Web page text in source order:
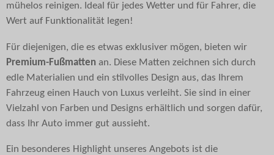
mühelos reinigen. Ideal für jedes Wetter und für Fahrer, die
Wert auf Funktionalität legen!
Für diejenigen, die es etwas exklusiver mögen, bieten wir
Premium-Fußmatten an. Diese Matten zeichnen sich durch
edle Materialien und ein stilvolles Design aus, das Ihrem
Fahrzeug einen Hauch von Luxus verleiht. Sie sind in einer
Vielzahl von Farben und Designs erhältlich und sorgen dafür,
dass Ihr Auto immer gut aussieht.
Ein besonderes Highlight unseres Angebots ist die